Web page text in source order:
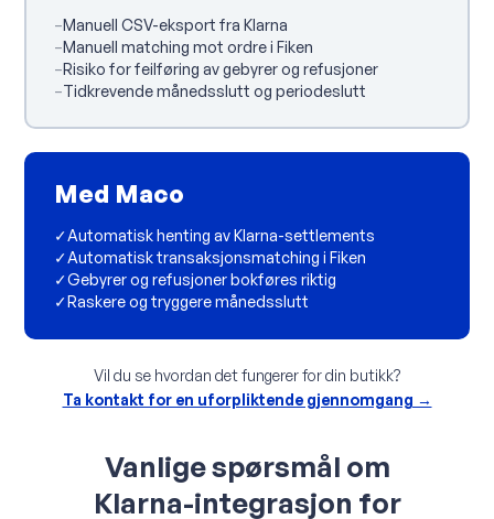
–Manuell CSV-eksport fra Klarna
–Manuell matching mot ordre i Fiken
–Risiko for feilføring av gebyrer og refusjoner
–Tidkrevende månedsslutt og periodeslutt
Med Maco
✓Automatisk henting av Klarna-settlements
✓Automatisk transaksjonsmatching i Fiken
✓Gebyrer og refusjoner bokføres riktig
✓Raskere og tryggere månedsslutt
Vil du se hvordan det fungerer for din butikk?
Ta kontakt for en uforpliktende gjennomgang →
Vanlige spørsmål om
Klarna-integrasjon for